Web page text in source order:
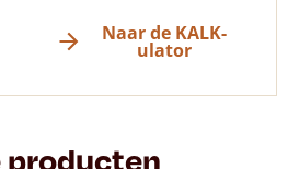
Naar de KALK-
ulator
producten